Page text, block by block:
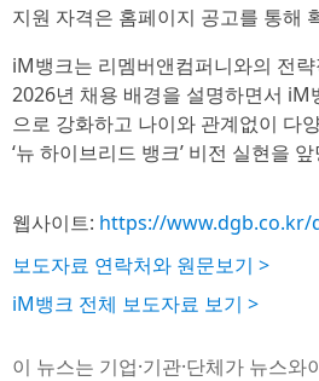
지원 자격은 홈페이지 공고를 통해
iM뱅크는 리멤버앤컴퍼니와의 전
2026년 채용 배경을 설명하면서 iM
으로 강화하고 나이와 관계없이 다
‘뉴 하이브리드 뱅크’ 비전 실현을
웹사이트: https://www.dgb.co.kr/
보도자료 연락처와 원문보기 >
iM뱅크 전체 보도자료 보기 >
이 뉴스는 기업·기관·단체가 뉴스